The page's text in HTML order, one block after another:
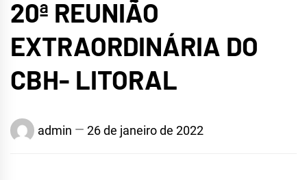
20ª REUNIÃO
EXTRAORDINÁRIA DO
CBH- LITORAL
admin 26 de janeiro de 2022